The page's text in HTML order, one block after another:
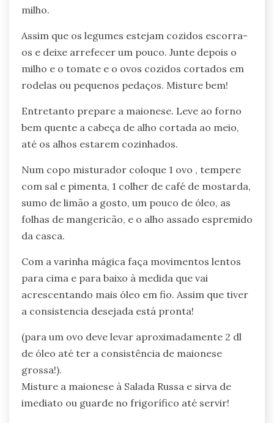
milho.
Assim que os legumes estejam cozidos escorra-
os e deixe arrefecer um pouco. Junte depois o
milho e o tomate e o ovos cozidos cortados em
rodelas ou pequenos pedaços. Misture bem!
Entretanto prepare a maionese. Leve ao forno
bem quente a cabeça de alho cortada ao meio,
até os alhos estarem cozinhados.
Num copo misturador coloque 1 ovo , tempere
com sal e pimenta, 1 colher de café de mostarda,
sumo de limão a gosto, um pouco de óleo, as
folhas de mangericão, e o alho assado espremido
da casca.
Com a varinha mágica faça movimentos lentos
para cima e para baixo à medida que vai
acrescentando mais óleo em fio. Assim que tiver
a consistencia desejada está pronta!
(para um ovo deve levar aproximadamente 2 dl
de óleo até ter a consistência de maionese
grossa!).
Misture a maionese à Salada Russa e sirva de
imediato ou guarde no frigorífico até servir!